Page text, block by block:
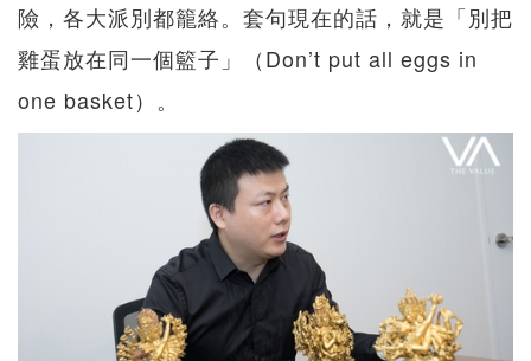
險，各大派別都籠絡。套句現在的話，就是「別把
雞蛋放在同一個籃子」（Don’t put all eggs in
one basket）。